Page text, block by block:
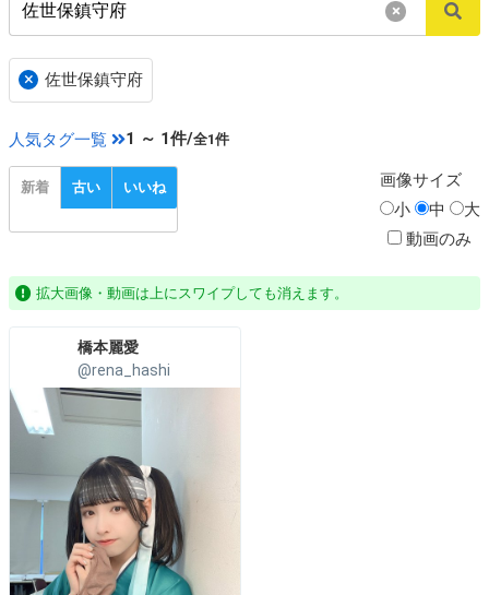
×
× 佐世保鎮守府
人気タグ一覧 1 ～ 1件/全1件
新着 古い いいね 画像サイズ
小
中
大
動画のみ
拡大画像・動画は上にスワイプしても消えます。
橋本麗愛
@rena_hashi